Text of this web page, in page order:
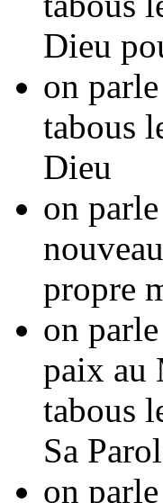
Dieu
on
tabous
Dieu
on
propre
on
paix au
tabous
Sa
on